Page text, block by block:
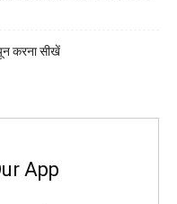
करना सीखें
App